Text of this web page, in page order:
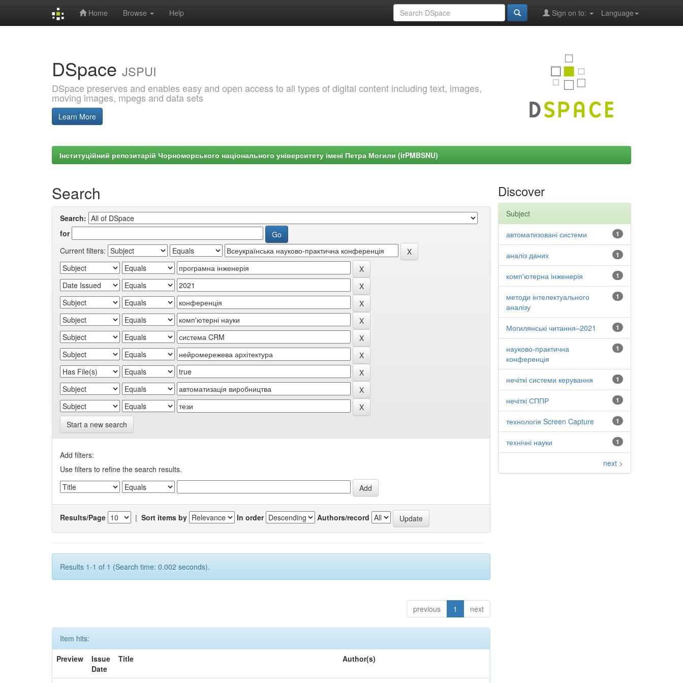
Home Browse Help Language
Sign on to:
DSpace JSPUI
DSpace preserves and enables easy and open access to all types of digital content including text, images,
moving images, mpegs and data sets
Learn More
Інституційний репозитарій Чорноморського національного університету імені Петра Могили (irPMBSNU)
Search
Search:
for
Current filters:
Start a new search
Add filters:
Use filters to refine the search results.
Results/Page | Sort items by In order Authors/record
Results 1-1 of 1 (Search time: 0.002 seconds).
previous 1 next
Item hits:
Preview
Issue
Date
Title Author(s)
Discover
Subject
1
автоматизовані системи
1
аналіз даних
1
комп'ютерна інженерія
1
методи інтелектуального
аналізу
1
Могилянські читання–2021
1
науково-практична
конференція
1
нечіткі системи керування
1
нечіткі СППР
1
технологія Screen Capture
1
технічні науки
next >